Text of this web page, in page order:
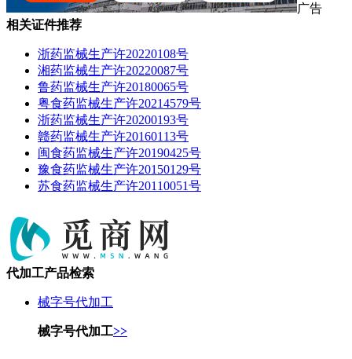
广告
相关证件推荐
浙药监械生产许20220108号
湘药监械生产许20220087号
鲁药监械生产许20180065号
粤食药监械生产许20214579号
浙药监械生产许20200193号
赣药监械生产许20160113号
闽食药监械生产许20190425号
豫食药监械生产许20150129号
苏食药监械生产许20110051号
代加工产品检索
械字号代加工
械字号代加工>>